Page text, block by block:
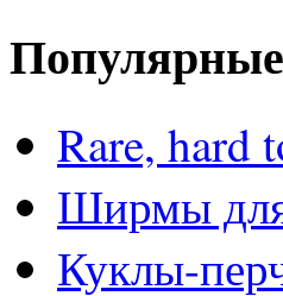
Популярные
Rare, hard
Ширмы для
Куклы-